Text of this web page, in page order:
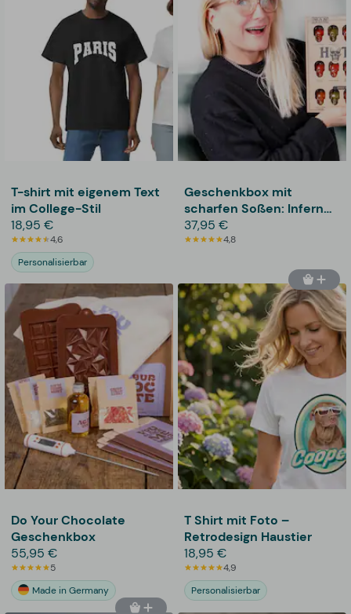
T-shirt mit eigenem Text
im College-Stil
18,95 €
4,6
Personalisierbar
Geschenkbox mit
scharfen Soßen: Inferno
Tasting Flight –
Thoughtfully
37,95 €
4,8
Do Your Chocolate
Geschenkbox
55,95 €
5
Made in Germany
T Shirt mit Foto –
Retrodesign Haustier
18,95 €
4,9
Personalisierbar